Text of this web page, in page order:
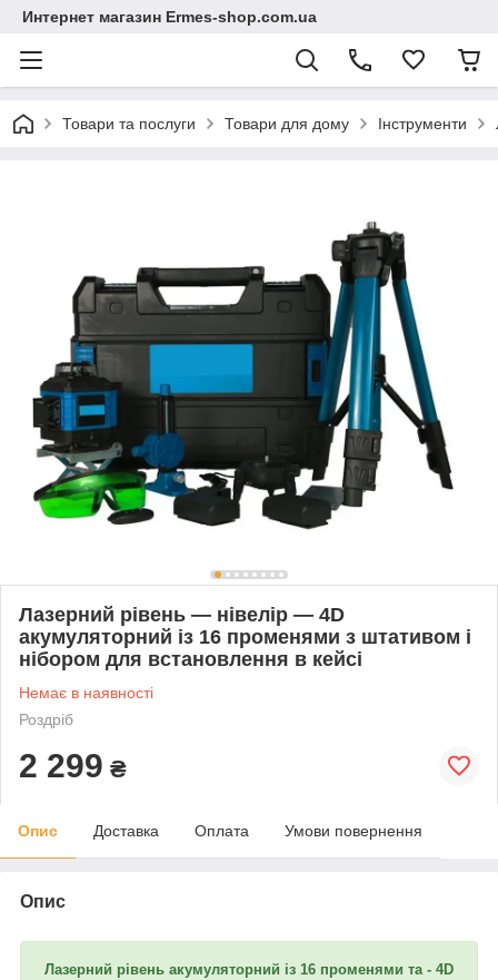
Интернет магазин Ermes-shop.com.ua
Товари та послуги Товари для дому Інструменти
Лазерний рівень — нівелір — 4D
акумуляторний із 16 променями з штативом і
нібором для встановлення в кейсі
Немає в наявності
Роздріб
2 299 ₴
Опис Доставка Оплата Умови повернення
Опис
Лазерний рівень акумуляторний із 16 променями та - 4D